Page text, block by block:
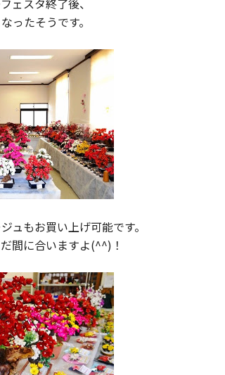
ったそうです。
ュもお買い上げ可能です。
間に合いますよ(^^)！